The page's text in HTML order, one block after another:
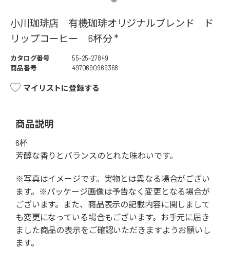
小川珈琲店 有機珈琲オリジナルブレンド ド
リップコーヒー 6杯分 *
カタログ番号
55-25-27849
商品番号
4970690969368
マイリストに登録する
商品説明
6杯
芳醇な香りとバランスのとれた味わいです。
※写真はイメージです。実物とは異なる場合がござい
ます。※パッケージ画像は予告なく変更となる場合が
ございます。また、商品表示の記載内容に関しまして
も変更になっている場合もございます。お手元に届き
ました商品の表示をご確認いただきますようお願いし
ます。